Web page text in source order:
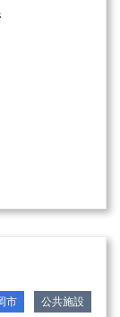
市 公共施設